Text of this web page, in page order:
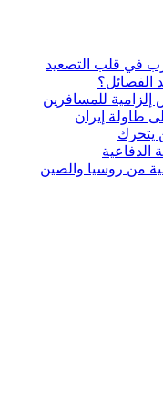
في قلب التصعيد
الفصائل؟
للمسافرين
طاولة إيران
يتحرك
الدفاعية
من روسيا والصين